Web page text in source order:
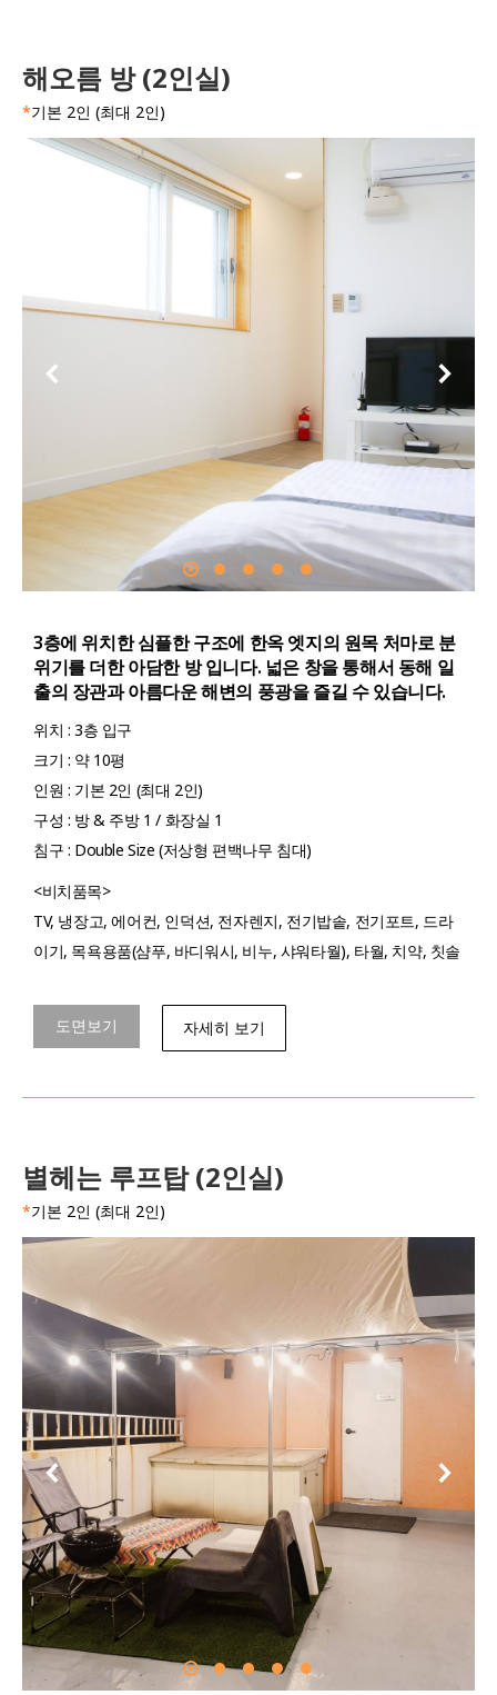
해오름 방 (2인실)
*기본 2인 (최대 2인)
3층에 위치한 심플한 구조에 한옥 엣지의 원목 처마로 분
위기를 더한 아담한 방 입니다. 넓은 창을 통해서 동해 일
출의 장관과 아름다운 해변의 풍광을 즐길 수 있습니다.
위치 : 3층 입구
크기 : 약 10평
인원 : 기본 2인 (최대 2인)
구성 : 방 & 주방 1 / 화장실 1
침구 : Double Size (저상형 편백나무 침대)
<비치품목>
TV, 냉장고, 에어컨, 인덕션, 전자렌지, 전기밥솥, 전기포트, 드라
이기, 목욕용품(샴푸, 바디워시, 비누, 샤워타월), 타월, 치약, 칫솔
도면보기 자세히 보기
별헤는 루프탑 (2인실)
*기본 2인 (최대 2인)